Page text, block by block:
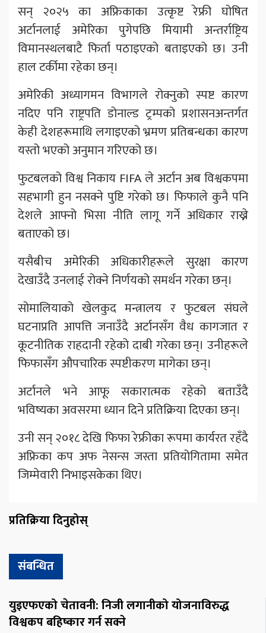
सन् २०२५ का अफ्रिकाका उत्कृष्ट रेफ्री घोषित
अर्टानलाई अमेरिका पुगेपछि मियामी अन्तर्राष्ट्रिय
विमानस्थलबाटै फिर्ता पठाइएको बताइएको छ। उनी
हाल टर्कीमा रहेका छन्।
अमेरिकी अध्यागमन विभागले रोक्नुको स्पष्ट कारण
नदिए पनि राष्ट्रपति डोनाल्ड ट्रम्पको प्रशासनअन्तर्गत
केही देशहरूमाथि लगाइएको भ्रमण प्रतिबन्धका कारण
यस्तो भएको अनुमान गरिएको छ।
फुटबलको विश्व निकाय FIFA ले अर्टान अब विश्वकपमा
सहभागी हुन नसक्ने पुष्टि गरेको छ। फिफाले कुनै पनि
देशले आफ्नो भिसा नीति लागू गर्ने अधिकार राख्ने
बताएको छ।
यसैबीच अमेरिकी अधिकारीहरूले सुरक्षा कारण
देखाउँदै उनलाई रोक्ने निर्णयको समर्थन गरेका छन्।
सोमालियाको खेलकुद मन्त्रालय र फुटबल संघले
घटनाप्रति आपत्ति जनाउँदै अर्टानसँग वैध कागजात र
कूटनीतिक राहदानी रहेको दाबी गरेका छन्। उनीहरूले
फिफासँग औपचारिक स्पष्टीकरण मागेका छन्।
अर्टानले भने आफू सकारात्मक रहेको बताउँदै
भविष्यका अवसरमा ध्यान दिने प्रतिक्रिया दिएका छन्।
उनी सन् २०१८ देखि फिफा रेफ्रीका रूपमा कार्यरत रहँदै
अफ्रिका कप अफ नेसन्स जस्ता प्रतियोगितामा समेत
जिम्मेवारी निभाइसकेका थिए।
प्रतिक्रिया दिनुहोस्
संबन्धित
युइएफएको चेतावनी: निजी लगानीको योजनाविरुद्ध
विश्वकप बहिष्कार गर्न सक्ने